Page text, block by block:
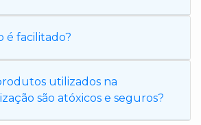
é facilitado?
utilizados na
são atóxicos e seguros?